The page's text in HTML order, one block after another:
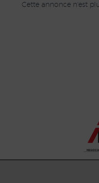
Cette annonce n'est